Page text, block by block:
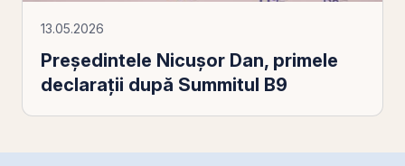
13.05.2026
Președintele Nicușor Dan, primele
declarații după Summitul B9